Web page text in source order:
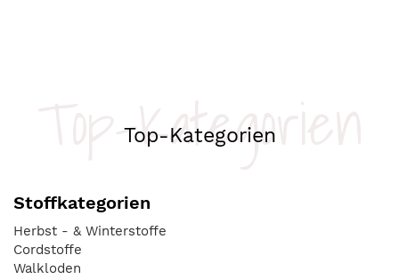
Top-Kategorien
Top-Kategorien
Stoffkategorien
Herbst - & Winterstoffe
Cordstoffe
Walkloden